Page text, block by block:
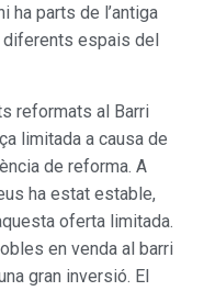
ha parts de l’antiga
diferents espais del
reformats al Barri
limitada a causa de
de reforma. A
ha estat estable,
oferta limitada.
en venda al barri
gran inversió. El